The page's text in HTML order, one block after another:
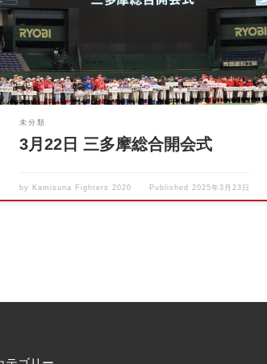
３月２２日、東京ドームで行われた、東京都三多摩少
年野球 三多摩総合開会式に参加し […]
未分類
3月22日 三多摩総合開会式
by Kamisuna Fighters 2020 Published 2025年3月23日